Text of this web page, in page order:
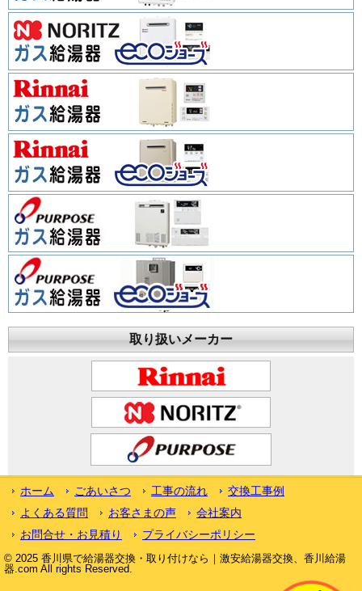
取り扱いメーカー
ホーム ごあいさつ 工事の流れ
交換工事例
よくある質問
お客さまの声
会社案内
お問合せ・お見積り
プライバシーポリシー
© 2025 香川県で給湯器交換・取り付けなら｜激安給湯器交換、香川給湯
器.com All rights Reserved.